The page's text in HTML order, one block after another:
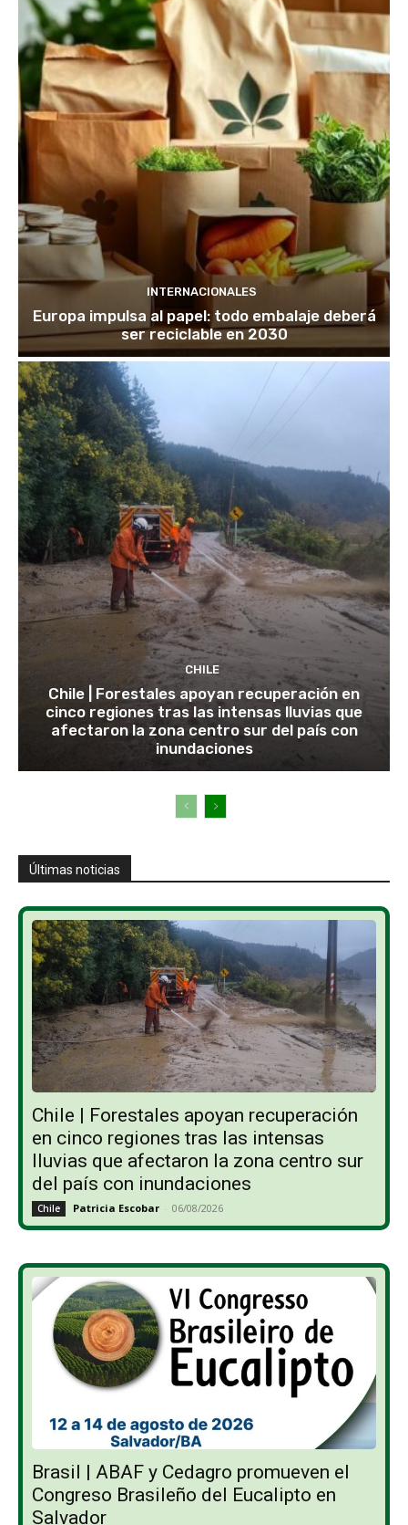
INTERNACIONALES
Europa impulsa al papel: todo embalaje deberá
ser reciclable en 2030
CHILE
Chile | Forestales apoyan recuperación en
cinco regiones tras las intensas lluvias que
afectaron la zona centro sur del país con
inundaciones
Últimas noticias
Chile | Forestales apoyan recuperación
en cinco regiones tras las intensas
lluvias que afectaron la zona centro sur
del país con inundaciones
Chile Patricia Escobar - 06/08/2026
Brasil | ABAF y Cedagro promueven el
Congreso Brasileño del Eucalipto en
Salvador